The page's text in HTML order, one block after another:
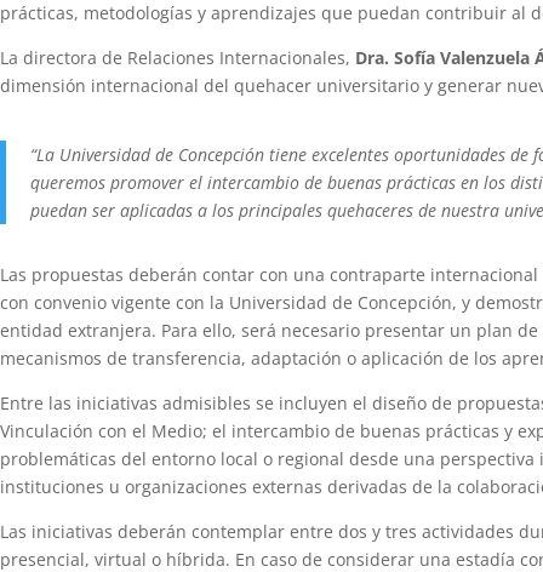
prácticas, metodologías y aprendizajes que puedan contribuir al
La directora de Relaciones Internacionales, Dra. Sofía Valenzuela
dimensión internacional del quehacer universitario y generar
“La Universidad de Concepción tiene excelentes oportunidades
queremos promover el intercambio de buenas prácticas en los
puedan ser aplicadas a los principales quehaceres de nuestra
Las propuestas deberán contar con una contraparte
con convenio vigente con la Universidad de Concepción, y
entidad extranjera. Para ello, será necesario presentar un plan
mecanismos de transferencia, adaptación o aplicación de los
Entre las iniciativas admisibles se incluyen el diseño de
Vinculación con el Medio; el intercambio de buenas prácticas y
problemáticas del entorno local o regional desde una
instituciones u organizaciones externas derivadas de la
Las iniciativas deberán contemplar entre dos y tres actividades
presencial, virtual o híbrida. En caso de considerar una estadía